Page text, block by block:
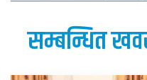
सम्बन्धित